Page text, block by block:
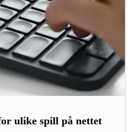
ulike spill på nettet